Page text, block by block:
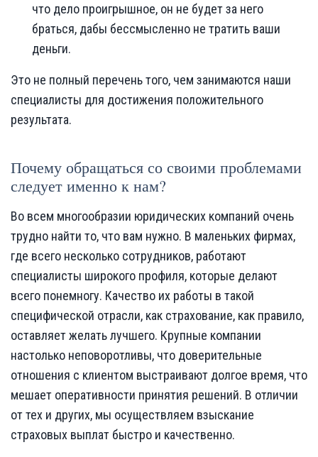
что дело проигрышное, он не будет за него
браться, дабы бессмысленно не тратить ваши
деньги.
Это не полный перечень того, чем занимаются наши
специалисты для достижения положительного
результата.
Почему обращаться со своими проблемами
следует именно к нам?
Во всем многообразии юридических компаний очень
трудно найти то, что вам нужно. В маленьких фирмах,
где всего несколько сотрудников, работают
специалисты широкого профиля, которые делают
всего понемногу. Качество их работы в такой
специфической отрасли, как страхование, как правило,
оставляет желать лучшего. Крупные компании
настолько неповоротливы, что доверительные
отношения с клиентом выстраивают долгое время, что
мешает оперативности принятия решений. В отличии
от тех и других, мы осуществляем взыскание
страховых выплат быстро и качественно.